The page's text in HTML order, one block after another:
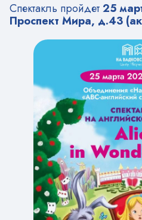
Спектакль пройдет25
Проспект Мира, д.43